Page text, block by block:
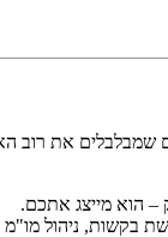
שמבלבלים את רוב
– הוא מייצג אתכם.
בקשות, ניהול מו"מ